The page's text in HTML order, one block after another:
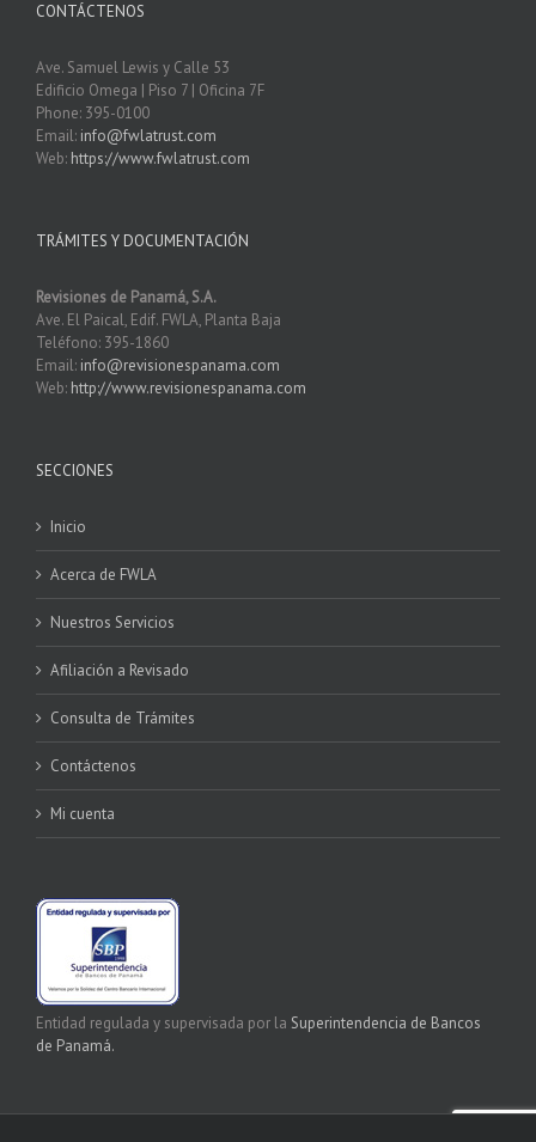
CONTÁCTENOS
Ave. Samuel Lewis y Calle 53
Edificio Omega | Piso 7 | Oficina 7F
Phone: 395-0100
Email: info@fwlatrust.com
Web: https://www.fwlatrust.com
TRÁMITES Y DOCUMENTACIÓN
Revisiones de Panamá, S.A.
Ave. El Paical, Edif. FWLA, Planta Baja
Teléfono: 395-1860
Email: info@revisionespanama.com
Web: http://www.revisionespanama.com
SECCIONES
Inicio
Acerca de FWLA
Nuestros Servicios
Afiliación a Revisado
Consulta de Trámites
Contáctenos
Mi cuenta
Entidad regulada y supervisada por la Superintendencia de Bancos
de Panamá.